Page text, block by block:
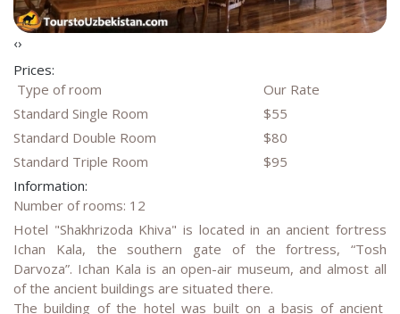
‹›
Prices:
Type of room
Our Rate
Standard Single Room
$55
Standard Double Room
$80
Standard Triple Room
$95
Information:
Number of rooms: 12
Hotel "Shakhrizoda Khiva" is located in an ancient fortress
Ichan Kala, the southern gate of the fortress, “Tosh
Darvoza”. Ichan Kala is an open-air museum, and almost all
of the ancient buildings are situated there.
The building of the hotel was built on a basis of ancient